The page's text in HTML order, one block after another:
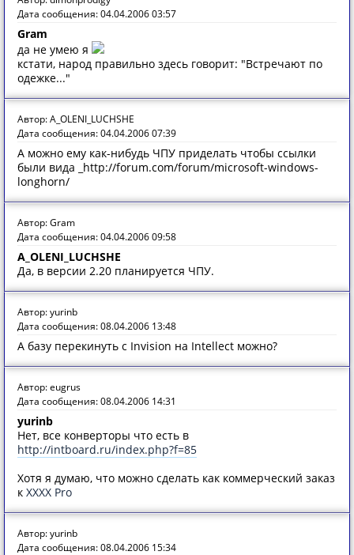
Дата сообщения: 04.04.2006 03:57
Gram
да не умею я
кстати, народ правильно здесь говорит: "Встречают по
одежке..."
Автор: A_OLENI_LUCHSHE
Дата сообщения: 04.04.2006 07:39
А можно ему как-нибудь ЧПУ приделать чтобы ссылки
были вида _http://forum.com/forum/microsoft-windows-
longhorn/
Автор: Gram
Дата сообщения: 04.04.2006 09:58
A_OLENI_LUCHSHE
Да, в версии 2.20 планируется ЧПУ.
Автор: yurinb
Дата сообщения: 08.04.2006 13:48
А базу перекинуть с Invision на Intellect можно?
Автор: eugrus
Дата сообщения: 08.04.2006 14:31
yurinb
Нет, все конверторы что есть в
http://intboard.ru/index.php?f=85
Хотя я думаю, что можно сделать как коммерческий заказ
к XXXX Pro
Автор: yurinb
Дата сообщения: 08.04.2006 15:34